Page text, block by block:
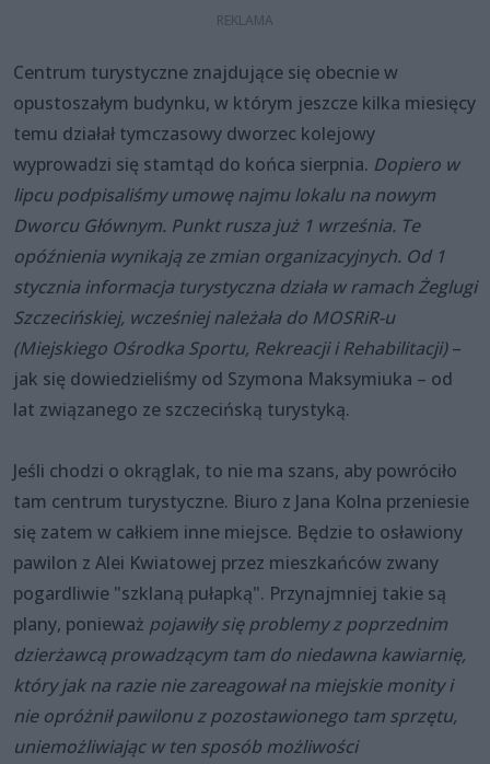
Centrum turystyczne znajdujące się obecnie w
opustoszałym budynku, w którym jeszcze kilka miesięcy
temu działał tymczasowy dworzec kolejowy
wyprowadzi się stamtąd do końca sierpnia. Dopiero w
lipcu podpisaliśmy umowę najmu lokalu na nowym
Dworcu Głównym. Punkt rusza już 1 września. Te
opóźnienia wynikają ze zmian organizacyjnych. Od 1
stycznia informacja turystyczna działa w ramach Żeglugi
Szczecińskiej, wcześniej należała do MOSRiR-u
(Miejskiego Ośrodka Sportu, Rekreacji i Rehabilitacji)–
jak się dowiedzieliśmy od Szymona Maksymiuka – od
lat związanego ze szczecińską turystyką.
Jeśli chodzi o okrąglak, to nie ma szans, aby powróciło
tam centrum turystyczne. Biuro z Jana Kolna przeniesie
się zatem w całkiem inne miejsce. Będzie to osławiony
pawilon z Alei Kwiatowej przez mieszkańców zwany
pogardliwie "szklaną pułapką". Przynajmniej takie są
plany, ponieważ pojawiły się problemy z poprzednim
dzierżawcą prowadzącym tam do niedawna kawiarnię,
który jak na razie nie zareagował na miejskie monity i
nie opróżnił pawilonu z pozostawionego tam sprzętu,
uniemożliwiając w ten sposób możliwości